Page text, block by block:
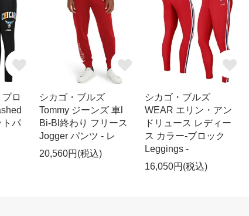
ロ
トパ
シカゴ・ブルズ
Tommy ジーンズ 車l
Bi-Bl終わり フリース
Jogger パンツ - レ
20,560円(税込)
シカゴ・ブルズ
WEAR エリン・アン
ドリュース レディー
ス カラー-ブロック
Leggings -
16,050円(税込)